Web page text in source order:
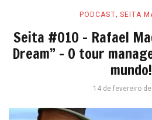
PODCAST, SEITA
Seita #010 – Rafael
Dream” – O tour
mundo!
14 de fevereiro